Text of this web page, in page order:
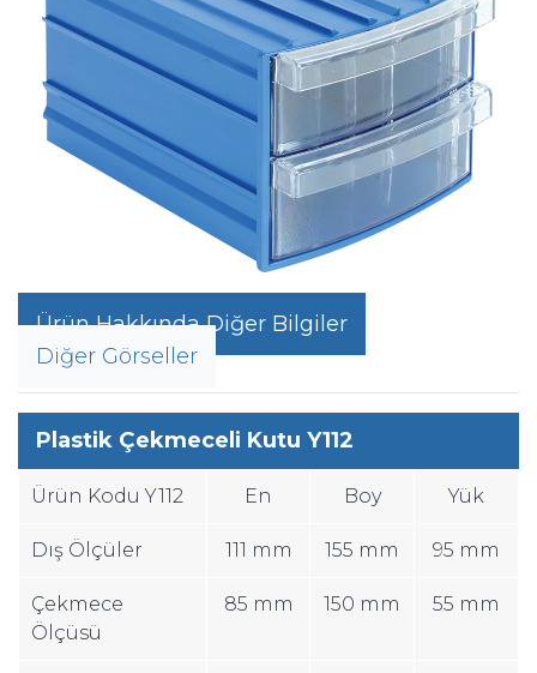
Ürün Hakkında Diğer Bilgiler
Diğer Görseller
Plastik Çekmeceli Kutu Y112
Ürün Kodu Y112 En Boy Yük
Dış Ölçüler 111 mm 155 mm 95 mm
Çekmece
Ölçüsü
85 mm 150 mm 55 mm